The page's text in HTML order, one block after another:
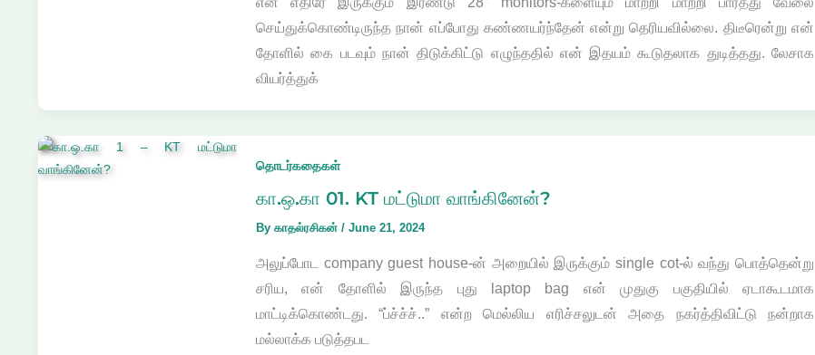
செய்துக்கொண்டிருந்த நான் எப்போது கண்ணயர்ந்தேன் என்று தெரியவில்லை. திடீரென்று என்
தோளில் கை படவும் நான் திடுக்கிட்டு எழுந்ததில் என் இதயம் கூடுதலாக துடித்தது. லேசாக
வியர்த்துக்
தொடர்கதைகள்
கா.ஒ.கா 01. KT மட்டுமா வாங்கினேன்?
By காதல்ரசிகன் / June 21, 2024
அலுப்போட company guest house-ன் அறையில் இருக்கும் single cot-ல் வந்து பொத்தென்று
சரிய, என் தோளில் இருந்த புது laptop bag என் முதுகு பகுதியில் ஏடாகூடமாக
மாட்டிக்கொண்டது. “ப்ச்ச்ச்..” என்ற மெல்லிய எரிச்சலுடன் அதை நகர்த்திவிட்டு நன்றாக
மல்லாக்க படுத்தபட